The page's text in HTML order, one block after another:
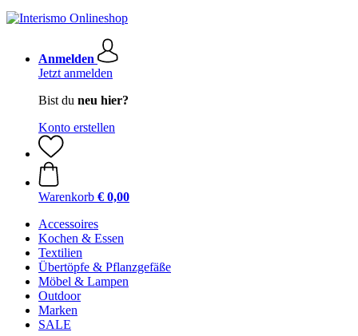
Anmelden
Jetzt anmelden
Bist du neu hier?
Konto erstellen
Warenkorb € 0,00
Accessoires
Kochen & Essen
Textilien
Übertöpfe & Pflanzgefäße
Möbel & Lampen
Outdoor
Marken
SALE